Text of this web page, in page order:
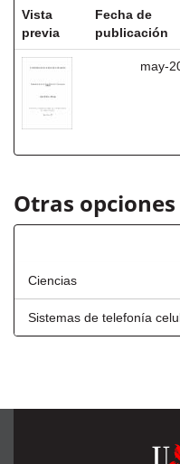
Vista
previa
Fecha de
publicación
may-
Otras
Ciencias
Sistemas de telefonía